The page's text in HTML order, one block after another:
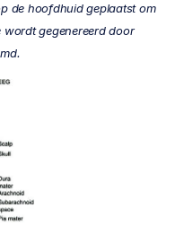
de hoofdhuid geplaatst om
wordt gegenereerd door